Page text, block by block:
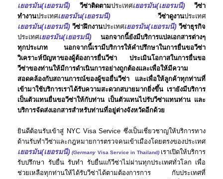
เยอรมัน(เยอรมนี) วีซ่าติดตามประเทศเยอรมัน(เยอรมนี)
วีซ่า
ทำงานประเทศเยอรมัน(เยอรมนี) วีซ่าดูงานประเทศ
เยอรมัน(เยอรมนี) วีซ่าฝึกงานประเทศเยอรมัน(เยอรมนี) วีซ่าธุรกิจ
ประเทศเยอรมัน(เยอรมนี)
นอกจากนี้ยังมีบริการแปลเอกสารต่างๆ
ทุกประเภท นอกจากนี้เรามีบริการให้คำปรึกษาในการยื่นขอวีซ่า
วิเคราะห์ปัญหาของผู้ต้องการยื่นวีซ่า ประเมินโอกาสในการยื่นขอ
วีซ่าของท่านให้มีการดำเนินการอย่างถูกต้องและเพื่อให้มีความ
สอดคล้องกับสถานการณ์ของผู้ขอยื่นวีซ่า และเพื่อให้ลูกค้าทุกท่านที่
เข้ามาใช้บริการเราได้รับความสะดวกสบายมากยิ่งขึ้น เรายังมีบริการ
เป็นตัวแทนยื่นขอวีซ่าให้กับท่าน เป็นตัวแทนไปรับวีซ่าแทนท่าน และ
บริการจัดส่งเอกสารสำหรับท่านที่อยู่ต่างจังหวัดอีกด้วย
ยินดีต้อนรับเข้าสู่ NYC Visa Service ซึ่งเป็นเชี่ยวชาญให้บริการทาง
ด้านรับทำวีซ่าและกฎหมายการตรวจคนเข้าเมืองโดยตรงของประเทศ
เยอรมัน(เยอรมนี) (Germany Visa Service in Thailand) เราเปิดให้บริการ
รับปรึกษา รับยื่น รับทำ รับยื่นแก้วีซ่าไม่ผ่านทุกประเทศทั่วโลก เพื่อ
ช่วยเหลือทุกท่านให้ได้รับวีซ่าได้ตามต้องการการ กับประเทศที่